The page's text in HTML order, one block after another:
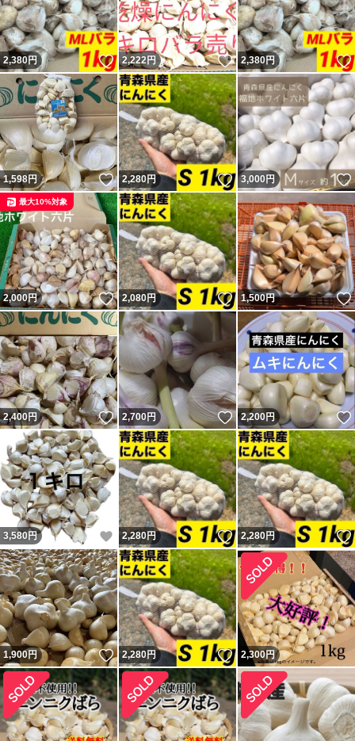
2,380円 いいね！
2,222円 いいね！
2,380円
1,598円 いいね！
2,280円 いいね！
3,000円
2,000円 いいね！
最大10%対象
2,080円 いいね！
1,500円
2,400円 いいね！
2,700円 いいね！
2,200円
3,580円 いいね！
2,280円 いいね！
2,280円
1,900円 いいね！
2,280円 いいね！
2,300円